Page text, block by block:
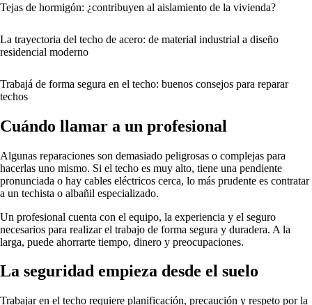
Tejas de hormigón: ¿contribuyen al aislamiento de la vivienda?
La trayectoria del techo de acero: de material industrial a diseño
residencial moderno
Trabajá de forma segura en el techo: buenos consejos para reparar
techos
Cuándo llamar a un profesional
Algunas reparaciones son demasiado peligrosas o complejas para
hacerlas uno mismo. Si el techo es muy alto, tiene una pendiente
pronunciada o hay cables eléctricos cerca, lo más prudente es contratar
a un techista o albañil especializado.
Un profesional cuenta con el equipo, la experiencia y el seguro
necesarios para realizar el trabajo de forma segura y duradera. A la
larga, puede ahorrarte tiempo, dinero y preocupaciones.
La seguridad empieza desde el suelo
Trabajar en el techo requiere planificación, precaución y respeto por la